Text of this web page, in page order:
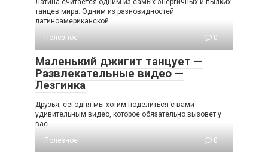
Латина считается одним из самых энергичных и пылких
танцев мира. Одним из разновидностей
латиноамериканской
Полезное
0
Маленький джигит танцует —
Развлекательные видео —
Лезгинка
Друзья, сегодня мы хотим поделиться с вами
удивительным видео, которое обязательно вызовет у
вас
Полезное
0